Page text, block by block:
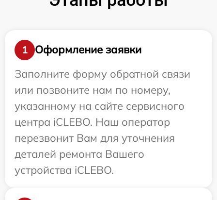
1
Оформление заявки
Заполните форму обратной связи
или позвоните нам по номеру,
указанному на сайте сервисного
центра iCLEBO. Наш оператор
перезвонит Вам для уточнения
деталей ремонта Вашего
устройства iCLEBO.